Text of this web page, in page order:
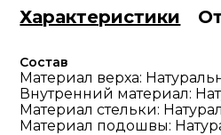
Характеристики
Состав
Материал верха:
Внутренний материал:
Материал стельки:
Материал подошвы: